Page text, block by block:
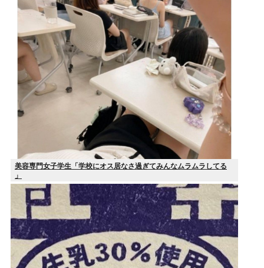
美容専門女子学生「学校にオス居なさ過ぎてみんなムラムラしてる
」